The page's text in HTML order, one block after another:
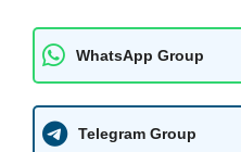
WhatsApp Group
Telegram Group